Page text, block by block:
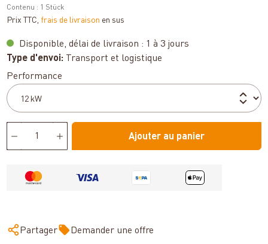
Contenu : 1 Stück
Prix TTC, frais de livraison en sus
Disponible, délai de livraison : 1 à 3 jours
Type d'envoi: Transport et logistique
Sélectionnez
Performance
Ajouter au panier
Partager Demander une offre